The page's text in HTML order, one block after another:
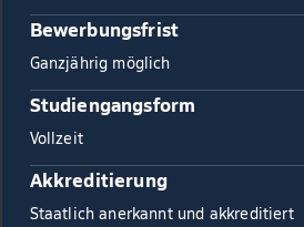
Bewerbungsfrist
Ganzjährig möglich
Studiengangsform
Vollzeit
Akkreditierung
Staatlich anerkannt und akkreditiert